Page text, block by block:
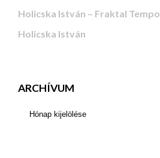
Holicska István – Fraktal Tempo
Holicska István
ARCHÍVUM